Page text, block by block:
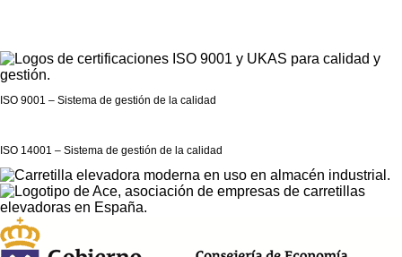
ISO 9001 – Sistema de gestión de la calidad
ISO 14001 – Sistema de gestión de la calidad